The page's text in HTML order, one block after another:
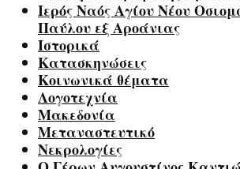
Ιερός Ναός Αγίου Νέου
Παύλου εξ Αροάνιας
Ιστορικά
Κατασκηνώσεις
Κοινωνικά θέματα
Λογοτεχνία
Μακεδονία
Μεταναστευτικό
Νεκρολογίες